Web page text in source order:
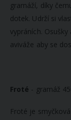
gramáží, díky
dotek. Udrží si
vypráních.
aviváže aby se
Froté - gramáž
Froté je